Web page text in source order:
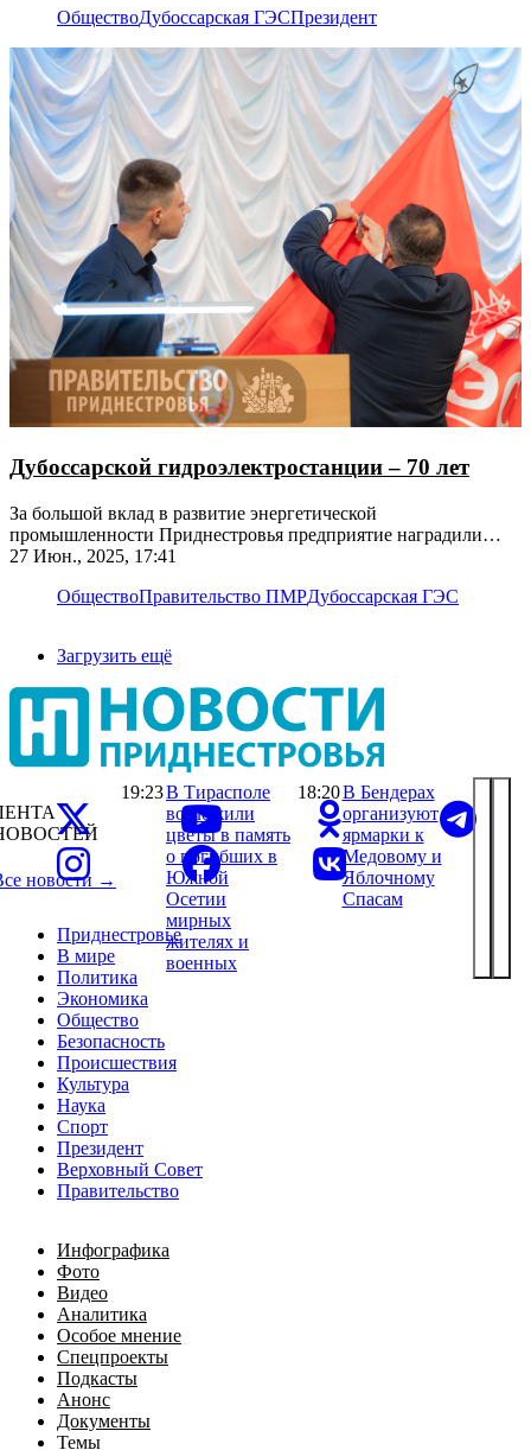
ОбществоДубоссарская ГЭСПрезидент
Дубоссарской гидроэлектростанции – 70 лет
За большой вклад в развитие энергетической
промышленности Приднестровья предприятие наградили
орденом «Трудовая слава»
27 Июн., 2025, 17:41
ОбществоПравительство ПМРДубоссарская ГЭС
Загрузить ещё
Приднестровье
В мире
Политика
Экономика
Общество
Безопасность
Происшествия
Культура
Наука
Спорт
Президент
Верховный Совет
Правительство
Инфографика
Фото
Видео
Аналитика
Особое мнение
Спецпроекты
Подкасты
Анонс
Документы
Темы
новости →
19:23В Тирасполе
возложили
цветы в память
о погибших в
Южной
Осетии
мирных
жителях и
военных
18:20В Бендерах
организуют
ярмарки к
Медовому и
Яблочному
Спасам